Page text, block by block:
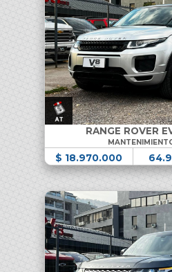
RANGE ROVER
$ 18.970.000